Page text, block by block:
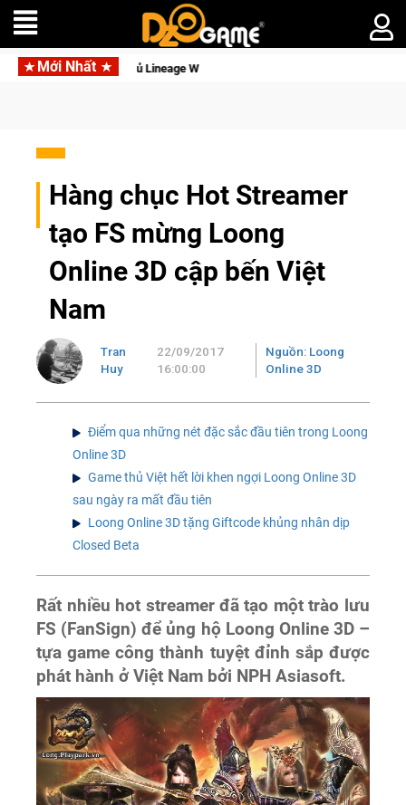
Mới NhấtGarena hợp tác cùng Pocketpair đưa bom tấn săn thú sinh tồn
Hàng chục Hot Streamer
tạo FS mừng Loong
Online 3D cập bến Việt
Nam
Tran
Huy
22/09/2017
16:00:00
Nguồn: Loong
Online 3D
Điểm qua những nét đặc sắc đầu tiên trong Loong
Online 3D
Game thủ Việt hết lời khen ngợi Loong Online 3D
sau ngày ra mất đầu tiên
Loong Online 3D tặng Giftcode khủng nhân dịp
Closed Beta
Rất nhiều hot streamer đã tạo một trào lưu
FS (FanSign) để ủng hộ Loong Online 3D –
tựa game công thành tuyệt đỉnh sắp được
phát hành ở Việt Nam bởi NPH Asiasoft.